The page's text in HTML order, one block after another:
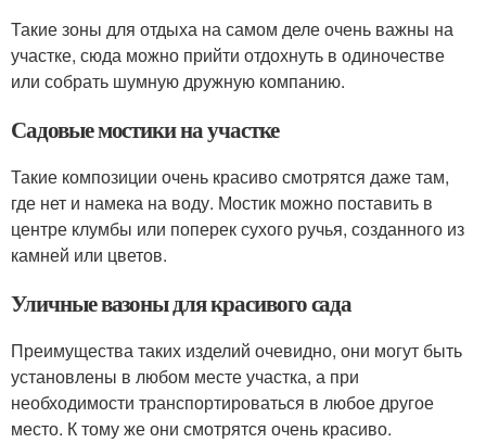
Такие зоны для отдыха на самом деле очень важны на
участке, сюда можно прийти отдохнуть в одиночестве
или собрать шумную дружную компанию.
Садовые мостики на участке
Такие композиции очень красиво смотрятся даже там,
где нет и намека на воду. Мостик можно поставить в
центре клумбы или поперек сухого ручья, созданного из
камней или цветов.
Уличные вазоны для красивого сада
Преимущества таких изделий очевидно, они могут быть
установлены в любом месте участка, а при
необходимости транспортироваться в любое другое
место. К тому же они смотрятся очень красиво.